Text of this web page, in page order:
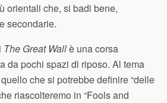
orientali che, si badi bene,
secondarie.
The Great Wallè una corsa
da pochi spazi di riposo. Al tema
che si potrebbe definire “delle
riascolteremo in “Fools and